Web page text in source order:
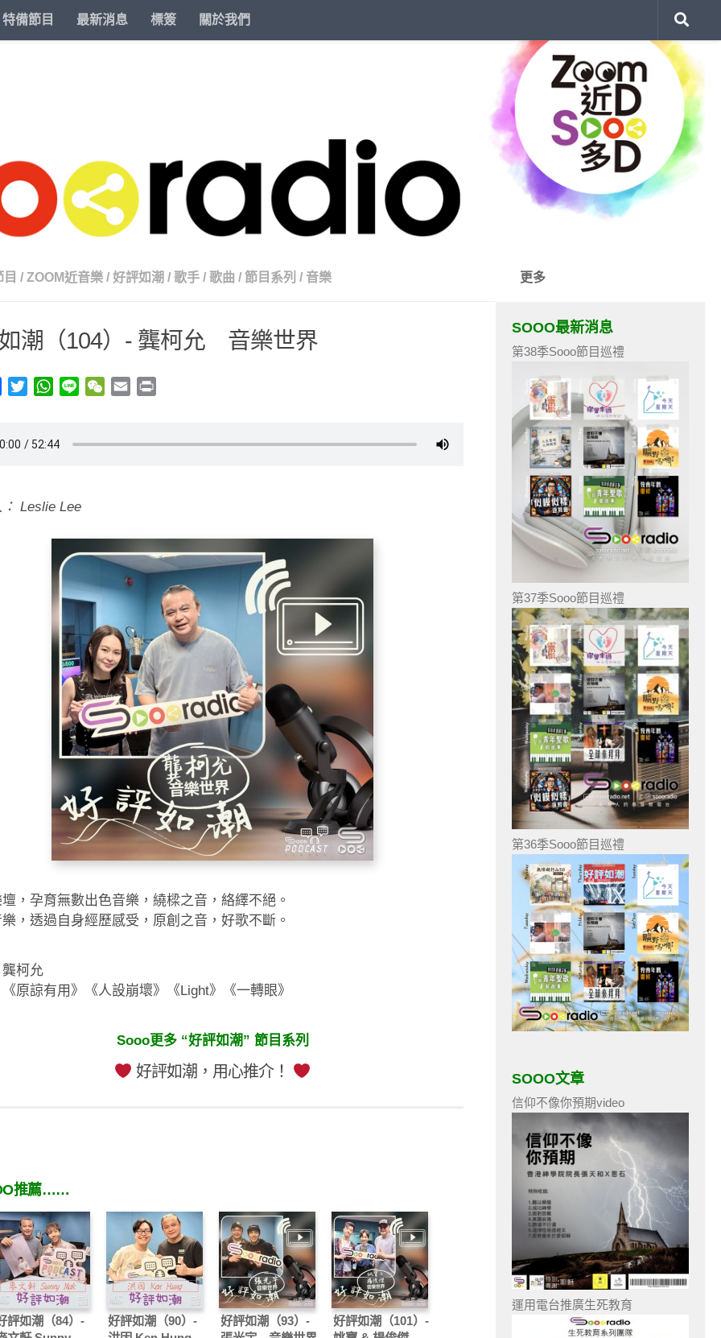
特備節目 最新消息 標簽 關於我們
/ ZOOM近音樂 / 好評如潮 / 歌手 / 歌曲 / 節目系列 / 音樂
潮（104）- 龔柯允 音樂世界
Facebook
TwitterWhatsApp
Line WeChat
Email
Leslie Lee
，孕育無數出色音樂，繞樑之音，絡繹不絕。
，透過自身經歷感受，原創之音，好歌不斷。
柯允
原諒有用》《人設崩壞》《Light》《一轉眼》
Sooo更多 “好評如潮” 節目系列
好評如潮，用心推介！
推薦……
評如潮（84）-
好評如潮（90）-
好評如潮（93）-
好評如潮（101）-
更多
SOOO最新消息
第38季Sooo節目巡禮
第37季Sooo節目巡禮
第36季Sooo節目巡禮
SOOO文章
信仰不像你預期video
運用電台推廣生死教育